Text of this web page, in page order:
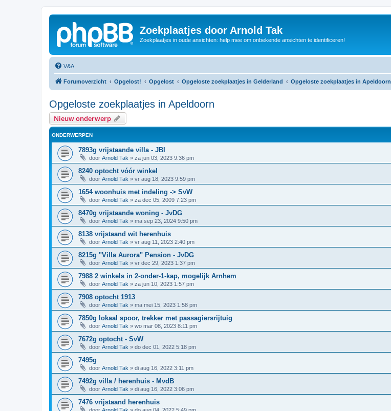
Zoekplaatjes door Arnold Tak
Zoekplaatjes in oude ansichten: help mee om onbekende ansichten te identificeren!
V&A
Forumoverzicht Opgelost! Opgelost Opgeloste zoekplaatjes in Gelderland Opgeloste zoekplaatjes in Apeldoorn
Opgeloste zoekplaatjes in Apeldoorn
Nieuw onderwerp
ONDERWERPEN
7893g vrijstaande villa - JBI
door Arnold Tak » za jun 03, 2023 9:36 pm
8240 optocht vóór winkel
door Arnold Tak » vr aug 18, 2023 9:59 pm
1654 woonhuis met indeling -> SvW
door Arnold Tak » za dec 05, 2009 7:23 pm
8470g vrijstaande woning - JvDG
door Arnold Tak » ma sep 23, 2024 9:50 pm
8138 vrijstaand wit herenhuis
door Arnold Tak » vr aug 11, 2023 2:40 pm
8215g "Villa Aurora" Pension - JvDG
door Arnold Tak » vr dec 29, 2023 1:37 pm
7988 2 winkels in 2-onder-1-kap, mogelijk Arnhem
door Arnold Tak » za jun 10, 2023 1:57 pm
7908 optocht 1913
door Arnold Tak » ma mei 15, 2023 1:58 pm
7850g lokaal spoor, trekker met passagiersrijtuig
door Arnold Tak » wo mar 08, 2023 8:11 pm
7672g optocht - SvW
door Arnold Tak » do dec 01, 2022 5:18 pm
7495g
door Arnold Tak » di aug 16, 2022 3:11 pm
7492g villa / herenhuis - MvdB
door Arnold Tak » di aug 16, 2022 3:06 pm
7476 vrijstaand herenhuis
door Arnold Tak » do aug 04, 2022 5:49 pm